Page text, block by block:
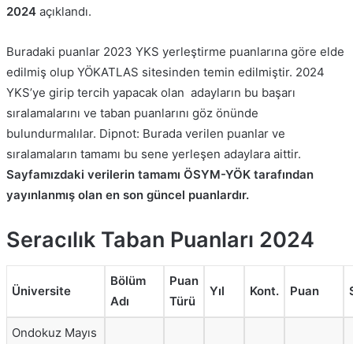
2024 açıklandı.
Buradaki puanlar 2023 YKS yerleştirme puanlarına göre elde
edilmiş olup YÖKATLAS sitesinden temin edilmiştir. 2024
YKS’ye girip tercih yapacak olan adayların bu başarı
sıralamalarını ve taban puanlarını göz önünde
bulundurmalılar. Dipnot: Burada verilen puanlar ve
sıralamaların tamamı bu sene yerleşen adaylara aittir.
Sayfamızdaki verilerin tamamı ÖSYM-YÖK tarafından
yayınlanmış olan en son güncel puanlardır.
Seracılık Taban Puanları 2024
Üniversite
Bölüm
Adı
Puan
Türü
Yıl Kont. Puan
Ondokuz Mayıs